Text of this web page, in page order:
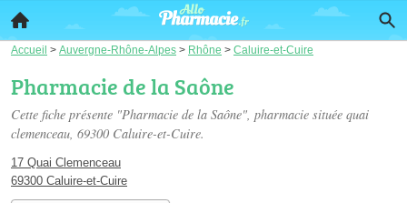
Accueil > Auvergne-Rhône-Alpes > Rhône > Caluire-et-Cuire
Pharmacie de la Saône
Cette fiche présente "Pharmacie de la Saône", pharmacie située quai
clemenceau, 69300 Caluire-et-Cuire.
17 Quai Clemenceau
69300 Caluire-et-Cuire